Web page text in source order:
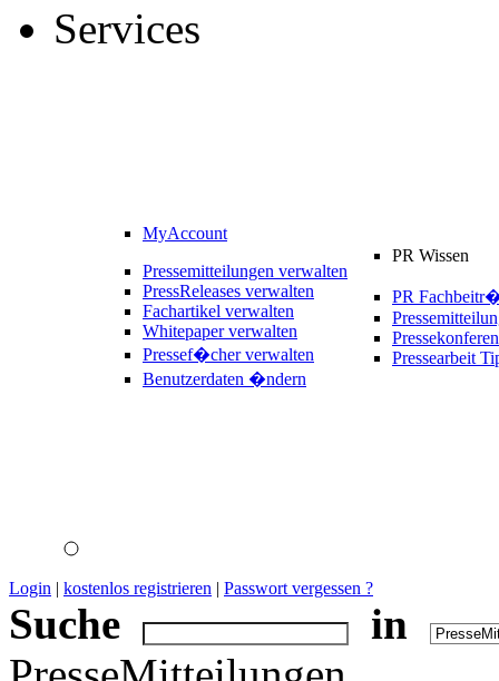
Services
MyAccount
Pressemitteilungen verwalten
PressReleases verwalten
Fachartikel verwalten
Whitepaper verwalten
Pressef�cher verwalten
Benutzerdaten �ndern
PR Wissen
PR
Pressearbeit
Login | kostenlos registrieren | Passwort vergessen ?
Suche
in